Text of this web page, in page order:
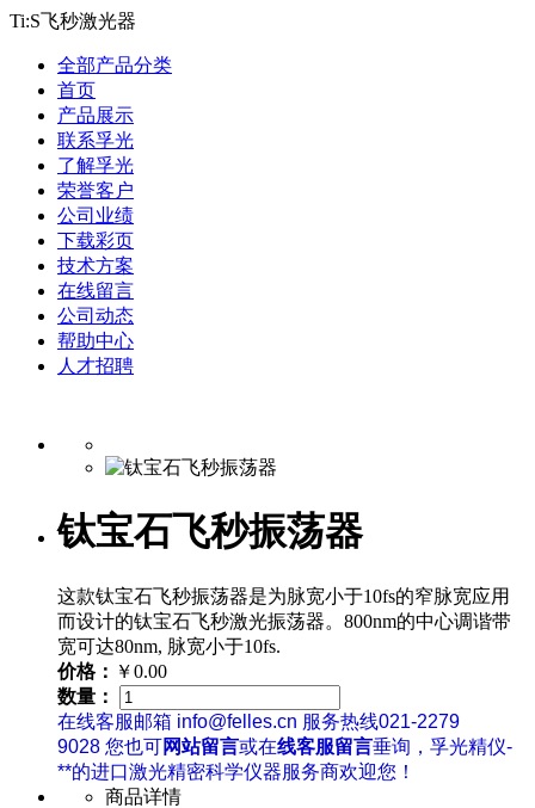
Ti:S飞秒激光器
全部产品分类
首页
产品展示
联系孚光
了解孚光
荣誉客户
公司业绩
下载彩页
技术方案
在线留言
公司动态
帮助中心
人才招聘
钛宝石飞秒振荡器
这款钛宝石飞秒振荡器是为脉宽小于10fs的窄脉宽应用
而设计的钛宝石飞秒激光振荡器。800nm的中心调谐带
宽可达80nm, 脉宽小于10fs.
价格： ￥0.00
数量：
在线客服邮箱 info@felles.cn 服务热线021-2279
9028 您也可网站留言或在线客服留言垂询，孚光精仪-
**的进口激光精密科学仪器服务商欢迎您！
商品详情